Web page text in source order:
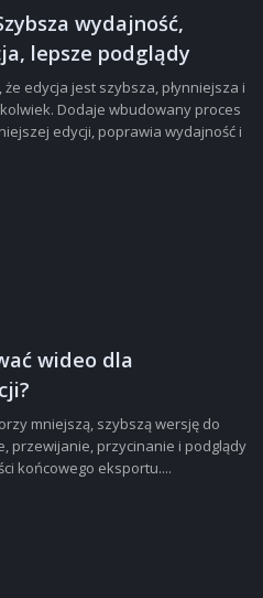
wydajność,
lepsze podglądy
edycja jest szybsza, płynniejsza i
Dodaje wbudowany proces
edycji, poprawia wydajność i
wideo dla
mniejszą, szybszą wersję do
przewijanie, przycinanie i podglądy
końcowego eksportu....